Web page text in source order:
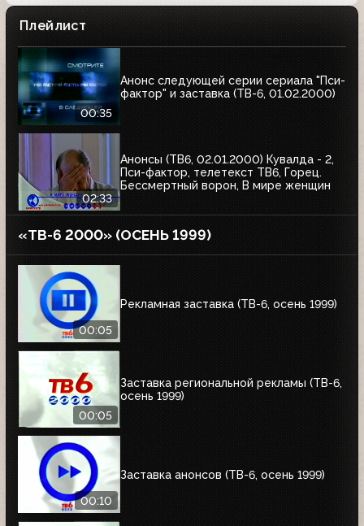
Плейлист
00:35
Анонс следующей серии сериала "Пси-
фактор" и заставка (ТВ-6, 01.02.2000)
02:33
Анонсы (ТВ6, 02.01.2000) Кувалда - 2,
Пси-фактор, телетекст ТВ6, Горец.
Бессмертный ворон, В мире женщин
«ТВ-6 2000» (ОСЕНЬ 1999)
00:05
Рекламная заставка (ТВ-6, осень 1999)
00:05
Заставка региональной рекламы (ТВ-6,
осень 1999)
00:10
Заставка анонсов (ТВ-6, осень 1999)